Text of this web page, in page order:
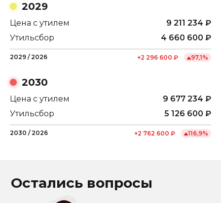
2029
Цена с утилем 9 211 234 ₽
Утильсбор
4 660 600 ₽
2029 / 2026 +2 296 600 ₽ 97,1%
2030
Цена с утилем 9 677 234 ₽
Утильсбор
5 126 600 ₽
2030 / 2026 +2 762 600 ₽ 116,9%
Остались вопросы